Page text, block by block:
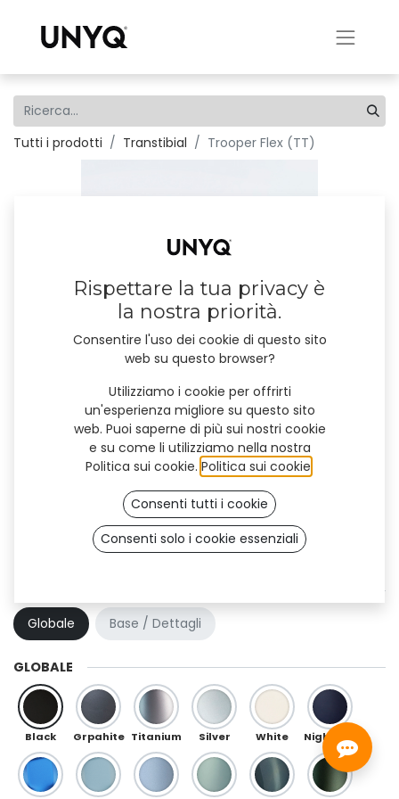
Tutti i prodotti Transtibial Trooper Flex (TT)
Trooper Flex (TT)
Globale
Base / Dettagli
GLOBALE
Black Grpahite Titanium Silver White
Rispettare la tua privacy è
la nostra priorità.
Consentire l'uso dei cookie di questo sito
web su questo browser?
Utilizziamo i cookie per offrirti
un'esperienza migliore su questo sito
web. Puoi saperne di più sui nostri cookie
e su come li utilizziamo nella nostra
Politica sui cookie. Politica sui cookie
Consenti tutti i cookie
Consenti solo i cookie essenziali